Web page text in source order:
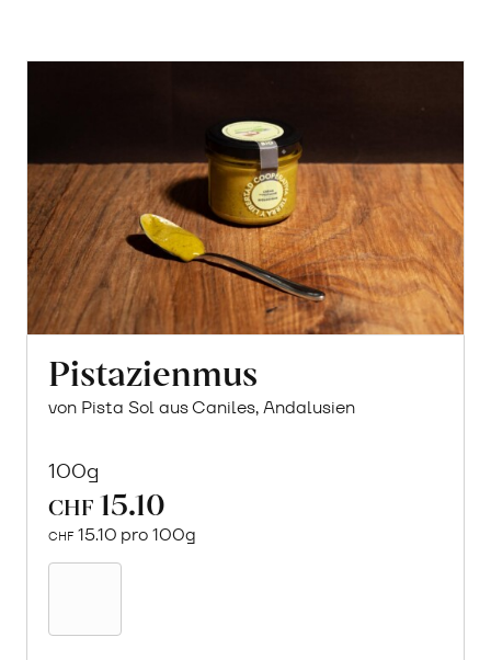
Pistazienmus
von Pista Sol aus Caniles, Andalusien
100g
CHF 15.10
CHF 15.10 pro 100g